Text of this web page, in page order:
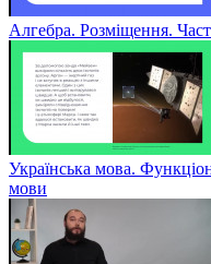
Алгебра. Розміщення.
Українська мова.
мови